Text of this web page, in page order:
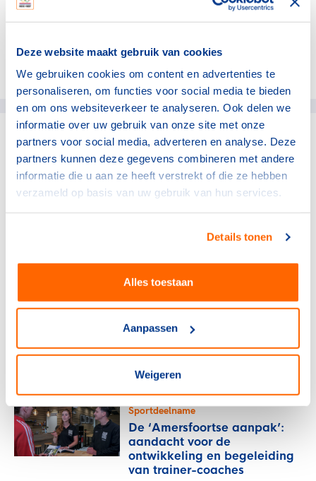
Deze website maakt gebruik van cookies
We gebruiken cookies om content en advertenties te
personaliseren, om functies voor social media te bieden
en om ons websiteverkeer te analyseren. Ook delen we
informatie over uw gebruik van onze site met onze
partners voor social media, adverteren en analyse. Deze
partners kunnen deze gegevens combineren met andere
informatie die u aan ze heeft verstrekt of die ze hebben
verzameld op basis van uw gebruik van hun services.
Details tonen
Alles toestaan
Aanpassen
Weigeren
Deel dit artikel op social media:
gerelateerde artikelen
Sportdeelname
trainer-coaches
De impact van
maatschappelijke diensttijd
op Pieter: ‘jezelf op een
andere manier ontwikkelen’
27 juli 2026
Sportdeelname
De ‘Amersfoortse aanpak’:
aandacht voor de
ontwikkeling en begeleiding
van trainer-coaches